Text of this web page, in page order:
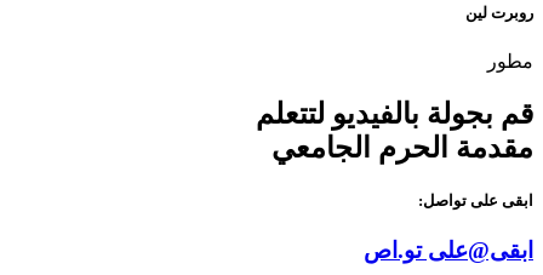
روبرت لين
مطور
قم بجولة بالفيديو لتتعلم
مقدمة الحرم الجامعي
ابقى على تواصل:
ابقى@على تو.اص